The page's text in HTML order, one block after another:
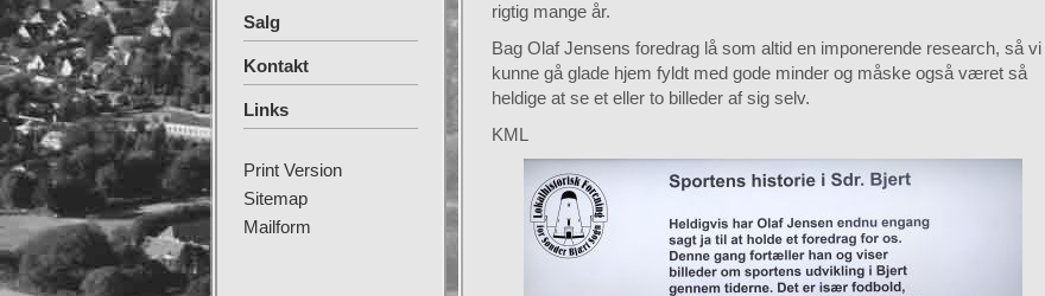
Salg
Kontakt
Links
Print Version
Sitemap
Mailform
rigtig mange år.
Bag Olaf Jensens foredrag lå som altid en imponerende research, så vi
kunne gå glade hjem fyldt med gode minder og måske også været så
heldige at se et eller to billeder af sig selv.
KML